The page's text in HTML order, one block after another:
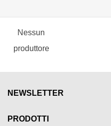
Nessun
produttore
NEWSLETTER
PRODOTTI